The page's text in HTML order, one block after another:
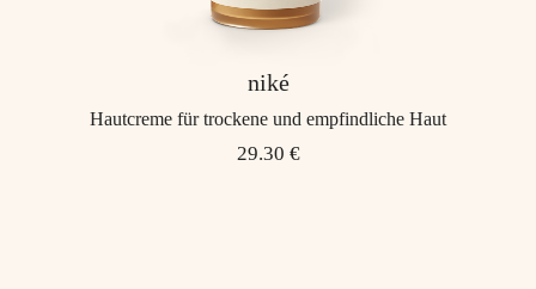
niké
Hautcreme für trockene und empfindliche Haut
29.30 €